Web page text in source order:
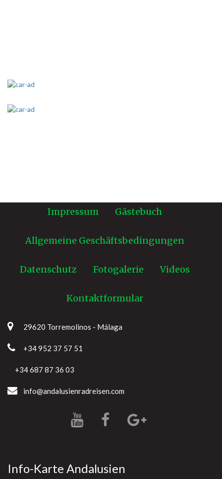
Impressum Gästebuch
Allgemeine Geschäftsbedingungen
Datenschutz Fotogalerie Videos
Kontaktformular
29620 Torremolinos - Málaga
+34 952 37 57 51
+34 687 87 36 03
info@andalusienradreisen.com
Info-Karte Andalusien